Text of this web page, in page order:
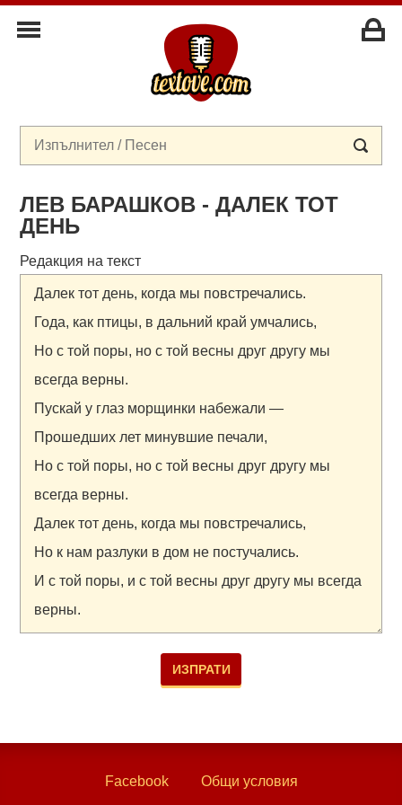
ЛЕВ БАРАШКОВ - ДАЛЕК ТОТ
ДЕНЬ
Редакция на текст
Facebook Общи условия